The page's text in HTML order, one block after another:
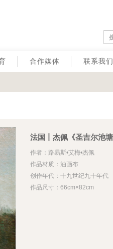
合作媒体 联系我们
法国丨杰佩《圣吉尔池塘
作者：路易斯•艾梅•杰佩
作品材质：油画布
创作年代：十九世纪九十年代
作品尺寸：66cm×82cm